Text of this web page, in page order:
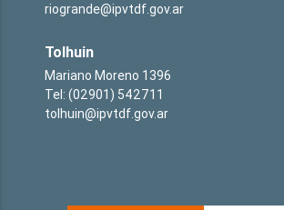
riogrande@ipvtdf.gov.ar
Tolhuin
Mariano Moreno 1396
Tel: (02901) 542711
tolhuin@ipvtdf.gov.ar